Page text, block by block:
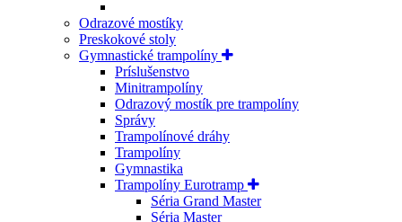
Odrazové mostíky
Preskokové stoly
Gymnastické trampolíny
Príslušenstvo
Minitrampolíny
Odrazový mostík pre trampolíny
Správy
Trampolínové dráhy
Trampolíny
Gymnastika
Trampolíny Eurotramp
Séria Grand Master
Séria Master